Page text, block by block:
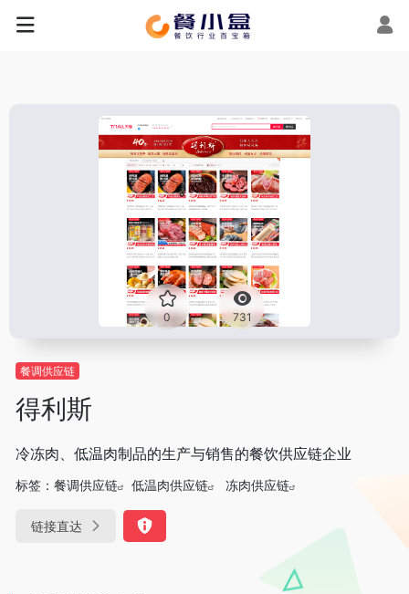
0 731
餐调供应链
得利斯
冷冻肉、低温肉制品的生产与销售的餐饮供应链企业
标签： 餐调供应链 低温肉供应链 冻肉供应链
链接直达